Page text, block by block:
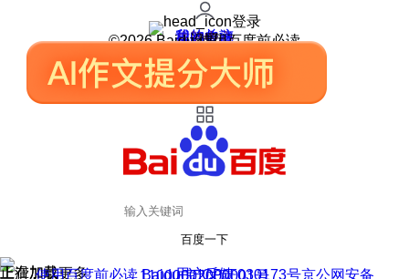
登录
我的关注
我的收藏
皮肤中心
用户反馈
设置
©2026 Baidu 使用百度前必读
百度一下
正在加载
上滑加载更多 用户反馈
使用百度前必读 Baidu 京ICP证030173号
京公网安备11000002000001号